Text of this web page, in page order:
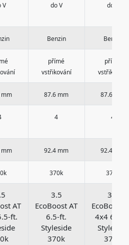
V do V do V
Benzin Benzin
přímé
vstřikování
přímé
vstřikování
mm 87.6 mm 87.6 mm
4 4
mm 92.4 mm 92.4 mm
370k 370k
AT
ft.
3.5
EcoBoost AT
6.5-ft.
Styleside
370k
3.5
EcoBoost
4x4 6.5-
Styleside
370k